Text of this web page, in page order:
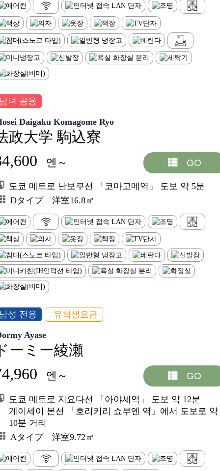
녀 공용
Daigaku Komagome Ryo
政大学 駒込寮
엔～ GO
도쿄 메트로 난보쿠선 「코마고메역」 도보 약 5분
Dタイプ 洋室16.8㎡
성 전용 유학생요금
Ayase
ーミー綾瀬
엔～ GO
도쿄 메트로 지요다선 「아야세역」 도보 약 12분
게이세이 본선 「호리키리 쇼부엔 역」에서 도보로 약
10분 거리
Aタイプ 洋室9.72㎡